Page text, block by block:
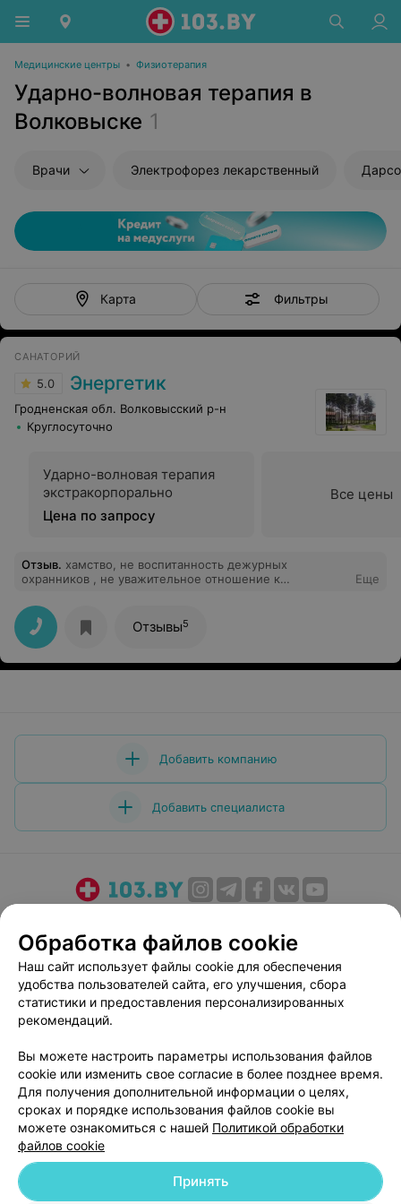
Медицинские центры • Физиотерапия
Ударно-волновая терапия в
Волковыске 1
Врачи Электрофорез лекарственный
Карта Фильтры
САНАТОРИЙ
5.0 Энергетик
Гродненская обл. Волковысский р-н
Круглосуточно
Ударно-волновая терапия
экстракорпорально
Цена по запросу
Все цены
Отзыв. хамство, не воспитанность дежурных
охранников , не уважительное отношение к
клеент.Вот правила этого санатория.
Еще
Отзывы5
Добавить компанию
Добавить специалиста
Медицинский маркетинг
Публичный договор
Пользовательское соглашение
Способы оплаты
Вакансии
Партнеры
Персональные настройки cookie
Обработка персональных данных
Обработка файлов cookie
Наш сайт использует файлы cookie для обеспечения
удобства пользователей сайта, его улучшения, сбора
статистики и предоставления персонализированных
рекомендаций.
Вы можете настроить параметры использования файлов
cookie или изменить свое согласие в более позднее время.
Для получения дополнительной информации о целях,
сроках и порядке использования файлов cookie вы
можете ознакомиться с нашей Политикой обработки
файлов cookie
Принять